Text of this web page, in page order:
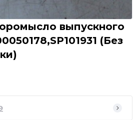
выпускного
(Без